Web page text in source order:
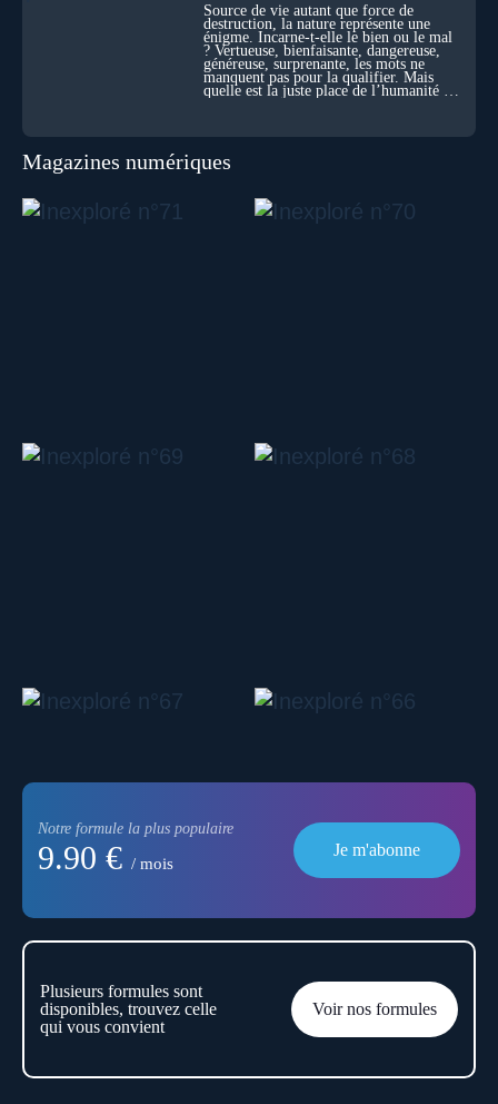
Source de vie autant que force de
destruction, la nature représente une
énigme. Incarne-t-elle le bien ou le mal
? Vertueuse, bienfaisante, dangereuse,
généreuse, surprenante, les mots ne
manquent pas pour la qualifier. Mais
quelle est la juste place de l’humanité au
Magazines numériques
Notre formule la plus populaire
9.90 € / mois
Je m'abonne
Plusieurs formules sont
disponibles, trouvez celle
qui vous convient
Voir nos formules